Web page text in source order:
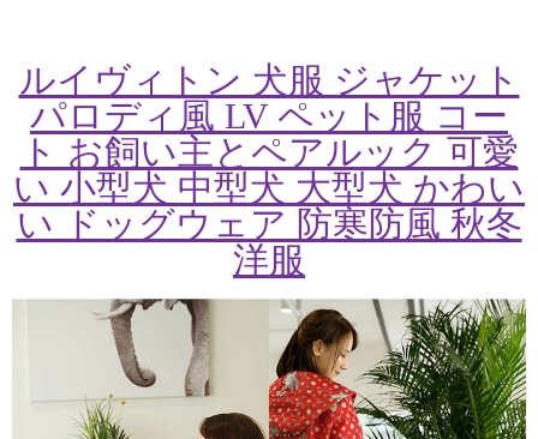
ルイヴィトン 犬服 ジャケット
パロディ風 LV ペット服 コー
ト お飼い主とペアルック 可愛
い 小型犬 中型犬 大型犬 かわい
い ドッグウェア 防寒防風 秋冬
洋服